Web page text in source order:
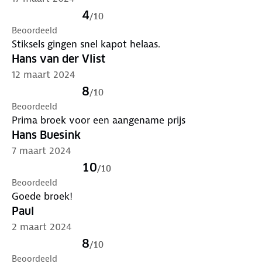
4/10
Beoordeeld
Stiksels gingen snel kapot helaas.
Hans van der Vlist
12 maart 2024
8/10
Beoordeeld
Prima broek voor een aangename prijs
Hans Buesink
7 maart 2024
10/10
Beoordeeld
Goede broek!
Paul
2 maart 2024
8/10
Beoordeeld